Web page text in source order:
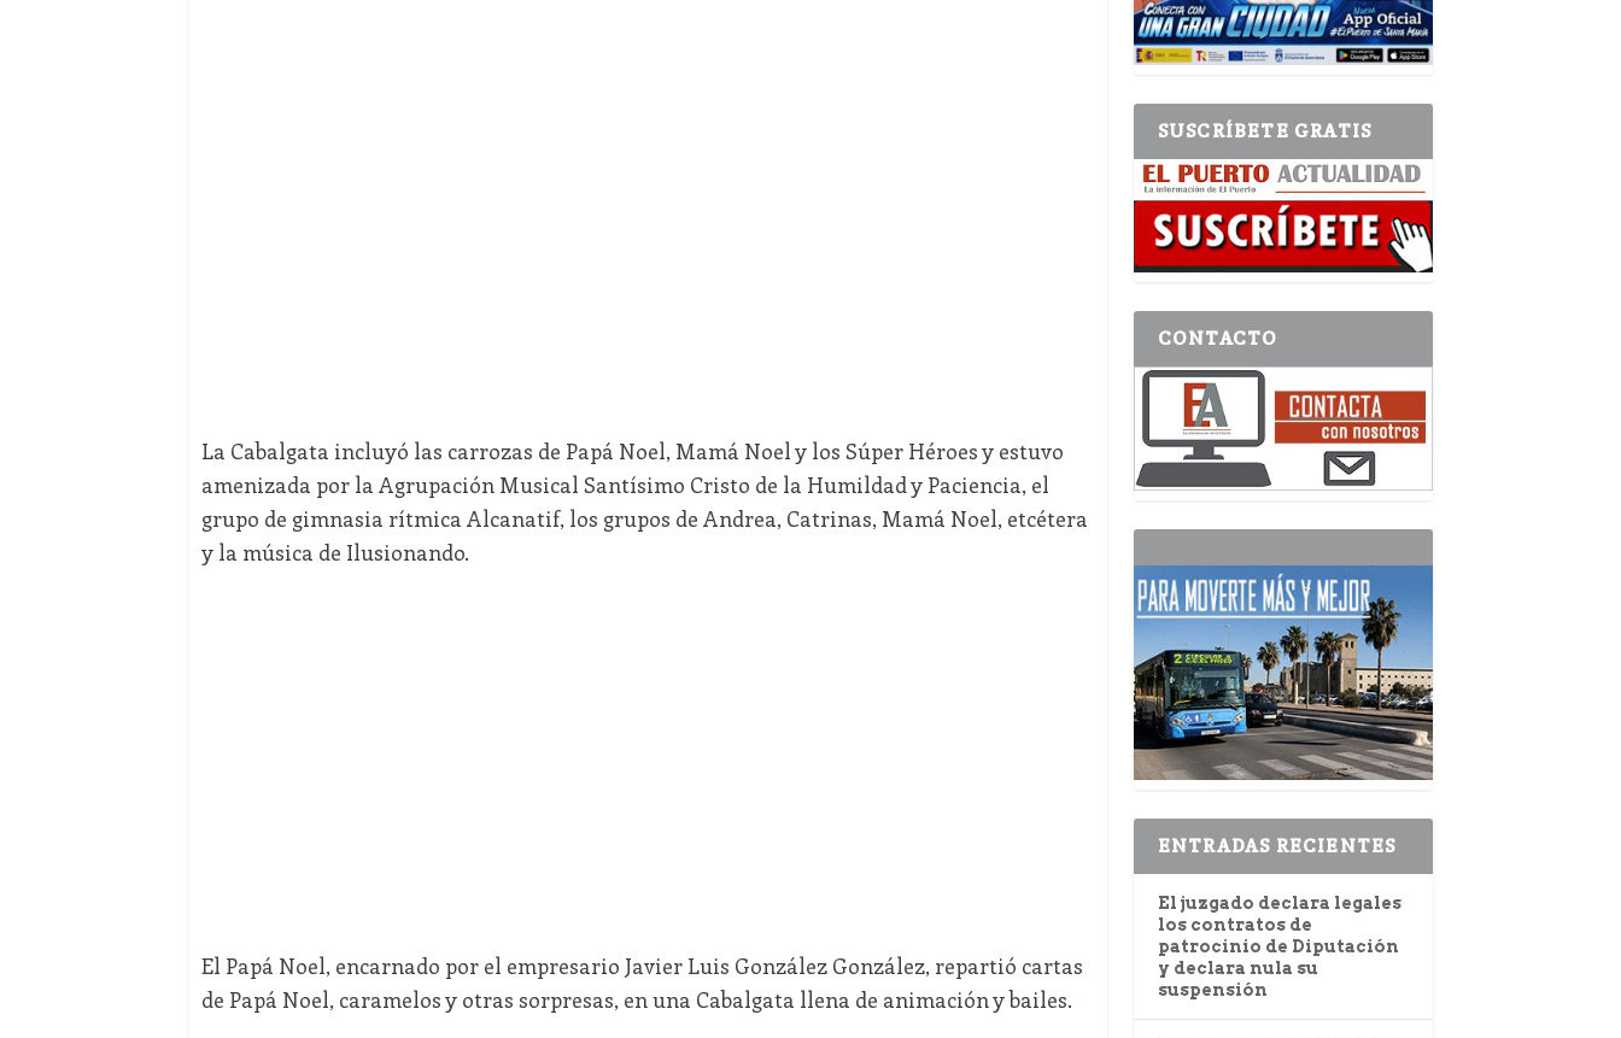
La Cabalgata incluyó las carrozas de Papá Noel, Mamá Noel y los Súper Héroes y estuvo
amenizada por la Agrupación Musical Santísimo Cristo de la Humildad y Paciencia, el
grupo de gimnasia rítmica Alcanatif, los grupos de Andrea, Catrinas, Mamá Noel, etcétera
y la música de Ilusionando.
El Papá Noel, encarnado por el empresario Javier Luis González González, repartió cartas
de Papá Noel, caramelos y otras sorpresas, en una Cabalgata llena de animación y bailes.
SUSCRÍBETE GRATIS
CONTACTO
ENTRADAS RECIENTES
El juzgado declara legales
los contratos de
patrocinio de Diputación
y declara nula su
suspensión